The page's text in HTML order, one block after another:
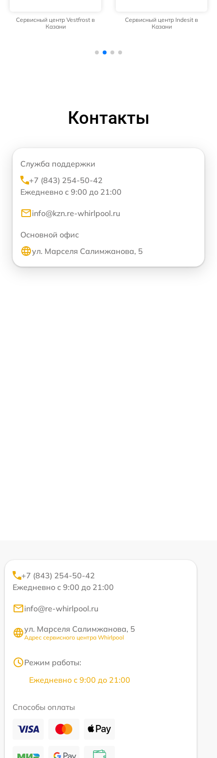
Сервисный центр Vestfrost в
Казани
Сервисный центр Indesit в
Казани
Контакты
Служба поддержки
+7 (843) 254-50-42
Ежедневно с 9:00 до 21:00
info@kzn.re-whirlpool.ru
Основной офис
ул. Марселя Салимжанова, 5
+7 (843) 254-50-42
Ежедневно с 9:00 до 21:00
info@re-whirlpool.ru
ул. Марселя Салимжанова, 5
Адрес сервисного центра Whirlpool
Режим работы:
Ежедневно с 9:00 до 21:00
Способы оплаты